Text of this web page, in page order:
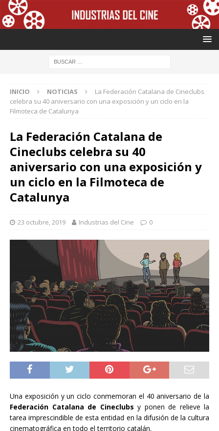
INICIO NOTICIAS
La Federación Catalana de Cineclubs
celebra su 40 aniversario con una exposición y un ciclo en la
Filmoteca de Catalunya
La Federación Catalana de
Cineclubs celebra su 40
aniversario con una exposición y
un ciclo en la Filmoteca de
Catalunya
23 octubre, 2019 Industrias del Cine 0
Una exposición y un ciclo conmemoran el 40 aniversario de la
Federación Catalana de Cineclubs y ponen de relieve la
tarea imprescindible de esta entidad en la difusión de la cultura
cinematográfica en todo el territorio catalán.